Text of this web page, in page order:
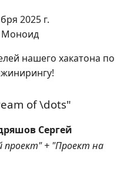
2025 г.
нашего хакатона по
of \dots"
Сергей
+ "Проект на